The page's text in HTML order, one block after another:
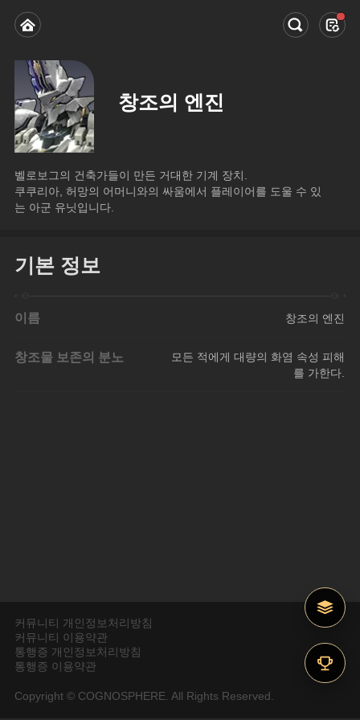
창조의 엔진
벨로보그의 건축가들이 만든 거대한 기계 장치.
쿠쿠리아, 허망의 어머니와의 싸움에서 플레이어를 도울 수 있
는 아군 유닛입니다.
기본 정보
이름 창조의 엔진
창조물 보존의 분노
모든 적에게 대량의 화염 속성 피해
를 가한다.
커뮤니티 개인정보처리방침
커뮤니티 이용약관
통행증 개인정보처리방침
통행증 이용약관
Copyright © COGNOSPHERE. All Rights Reserved.